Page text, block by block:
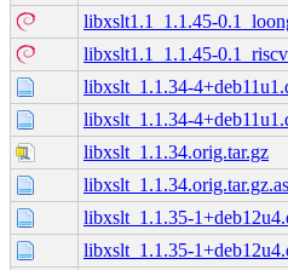
libxslt1.1_1.1.45-
libxslt1.1_1.1.45-
libxslt_1.1.34-
libxslt_1.1.34-
libxslt_1.1.34.orig.tar.gz
libxslt_1.1.35-
libxslt_1.1.35-